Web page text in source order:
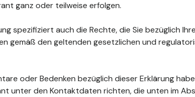
ganz oder teilweise erfolgen.
spezifiziert auch die Rechte, die Sie bezüglich
gemäß den geltenden gesetzlichen und
oder Bedenken bezüglich dieser Erklärung
unter den Kontaktdaten richten, die unten im